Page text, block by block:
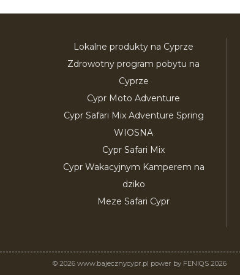
Lokalne produkty na Cyprze
Zdrowotny program pobytu na
Cyprze
Cypr Moto Adventure
Cypr Safari Mix Adventure Spring
WIOSNA
Cypr Safari Mix
Cypr Wakacyjnym Kamperem na
dziko
Meze Safari Cypr
© 2026 www.bajecznycypr.pl power by FENIQS 2026